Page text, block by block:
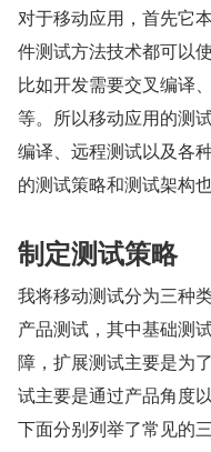
对于移动应用，首先它
件测试方法技术都可以
比如开发需要交叉编译
等。所以移动应用的测
编译、远程测试以及各
的测试策略和测试架构
制定测试策略
我将移动测试分为三种
产品测试，其中基础测
障，扩展测试主要是为
试主要是通过产品角度
下面分别列举了常见的